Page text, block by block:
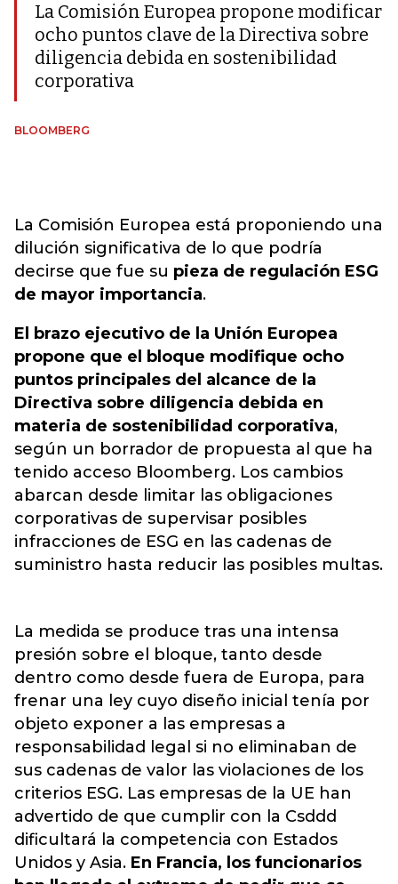
La Comisión Europea propone modificar
ocho puntos clave de la Directiva sobre
diligencia debida en sostenibilidad
corporativa
BLOOMBERG
La Comisión Europea está proponiendo una
dilución significativa de lo que podría
decirse que fue su pieza de regulación ESG
de mayor importancia.
El brazo ejecutivo de la Unión Europea
propone que el bloque modifique ocho
puntos principales del alcance de la
Directiva sobre diligencia debida en
materia de sostenibilidad corporativa,
según un borrador de propuesta al que ha
tenido acceso Bloomberg. Los cambios
abarcan desde limitar las obligaciones
corporativas de supervisar posibles
infracciones de ESG en las cadenas de
suministro hasta reducir las posibles multas.
La medida se produce tras una intensa
presión sobre el bloque, tanto desde
dentro como desde fuera de Europa, para
frenar una ley cuyo diseño inicial tenía por
objeto exponer a las empresas a
responsabilidad legal si no eliminaban de
sus cadenas de valor las violaciones de los
criterios ESG. Las empresas de la UE han
advertido de que cumplir con la Csddd
dificultará la competencia con Estados
Unidos y Asia. En Francia, los funcionarios